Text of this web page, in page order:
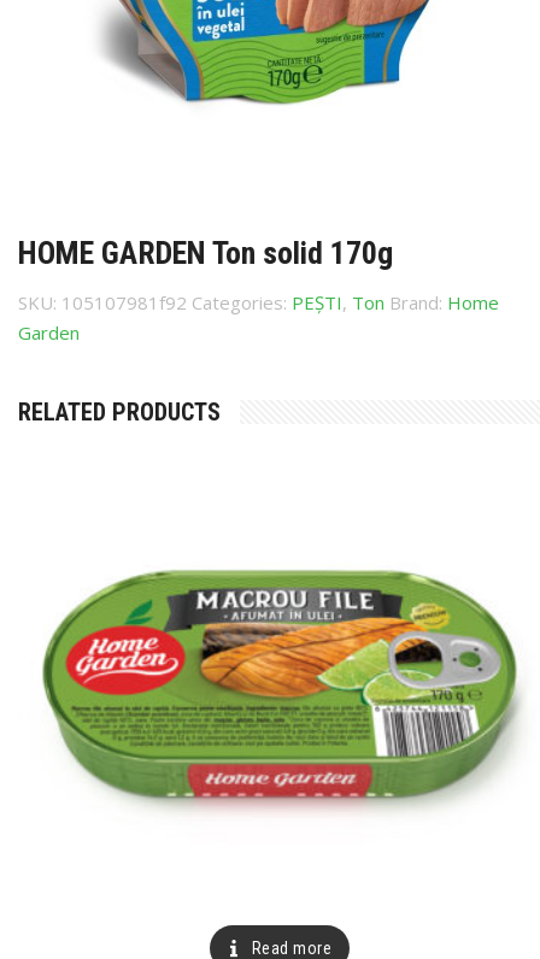
HOME GARDEN Ton solid 170g
SKU: 105107981f92 Categories: PEȘTI, Ton Brand: Home
Garden
RELATED PRODUCTS
Read more